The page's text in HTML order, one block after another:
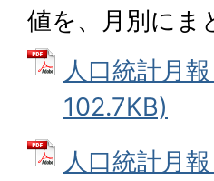
値を、月別にま
人口統計月
102.7KB)
人口統計月